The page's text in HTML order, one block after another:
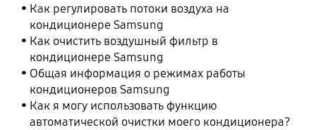
Как регулировать потоки воздуха на
кондиционере Samsung
Как очистить воздушный фильтр в
кондиционере Samsung
Общая информация о режимах работы
кондиционеров Samsung
Как я могу использовать функцию
автоматической очистки моего кондиционера?